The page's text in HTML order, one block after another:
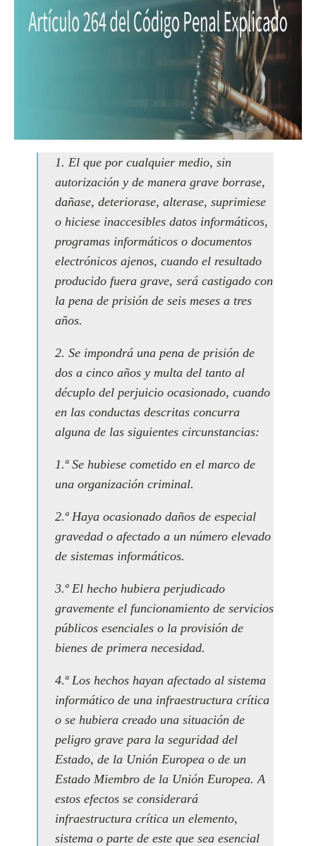
1. El que por cualquier medio, sin
autorización y de manera grave borrase,
dañase, deteriorase, alterase, suprimiese
o hiciese inaccesibles datos informáticos,
programas informáticos o documentos
electrónicos ajenos, cuando el resultado
producido fuera grave, será castigado con
la pena de prisión de seis meses a tres
años.
2. Se impondrá una pena de prisión de
dos a cinco años y multa del tanto al
décuplo del perjuicio ocasionado, cuando
en las conductas descritas concurra
alguna de las siguientes circunstancias:
1.ª Se hubiese cometido en el marco de
una organización criminal.
2.ª Haya ocasionado daños de especial
gravedad o afectado a un número elevado
de sistemas informáticos.
3.ª El hecho hubiera perjudicado
gravemente el funcionamiento de servicios
públicos esenciales o la provisión de
bienes de primera necesidad.
4.ª Los hechos hayan afectado al sistema
informático de una infraestructura crítica
o se hubiera creado una situación de
peligro grave para la seguridad del
Estado, de la Unión Europea o de un
Estado Miembro de la Unión Europea. A
estos efectos se considerará
infraestructura crítica un elemento,
sistema o parte de este que sea esencial